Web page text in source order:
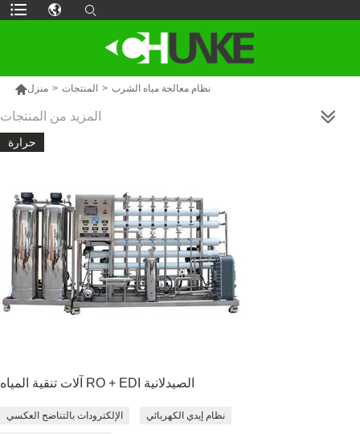
منزل > المنتجات > نظام معالجة مياه الشرب
المزيد من المنتجات
حرارة
آلات تنقية المياه RO + EDI الصيدلانية
الإلكترودات بالتناضح العكسي نظام إيدي الكهربائي